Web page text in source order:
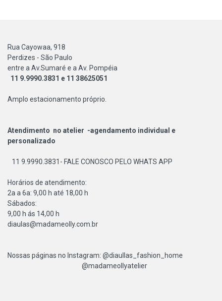
Rua Cayowaa, 918
Perdizes - São Paulo
entre a Av.Sumaré e a Av. Pompéia
11 9.9990.3831 e 11 38625051
Amplo estacionamento próprio.
Atendimento no atelier -agendamento individual e
personalizado
11 9.9990.3831- FALE CONOSCO PELO WHATS APP
Horários de atendimento:
2a a 6a: 9,00 h até 18,00 h
Sábados:
9,00 h ás 14,00 h
diaulas@madameolly.com.br
Nossas páginas no Instagram: @diaullas_fashion_home
@madameollyatelier